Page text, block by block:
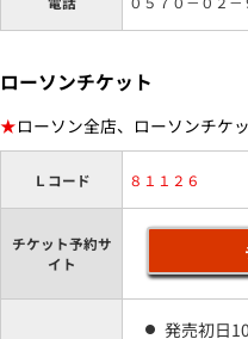
ローソンチケット
★ローソン全店、ローソンチケ
Ｌコード ８１１２６
チケット予約サ
イト
発売初日